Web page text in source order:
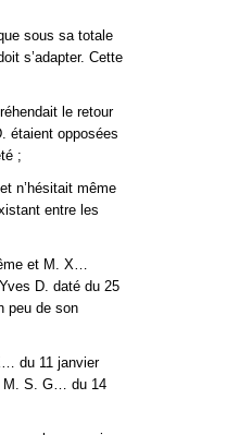
sous sa totale
s’adapter. Cette
le retour
étaient opposées
;
n’hésitait même
entre les
et M. X…
D. daté du 25
peu de son
du 11 janvier
M. S. G… du 14